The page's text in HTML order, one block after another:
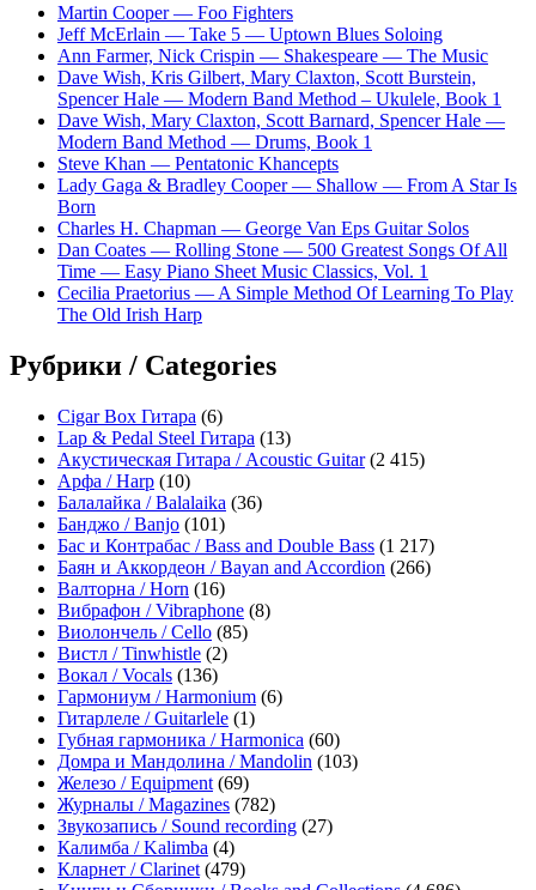
Martin Cooper — Foo Fighters
Jeff McErlain — Take 5 — Uptown Blues Soloing
Ann Farmer, Nick Crispin — Shakespeare — The Music
Dave Wish, Kris Gilbert, Mary Claxton, Scott Burstein,
Spencer Hale — Modern Band Method – Ukulele, Book 1
Dave Wish, Mary Claxton, Scott Barnard, Spencer Hale —
Modern Band Method — Drums, Book 1
Steve Khan — Pentatonic Khancepts
Lady Gaga & Bradley Cooper — Shallow — From A Star Is
Born
Charles H. Chapman — George Van Eps Guitar Solos
Dan Coates — Rolling Stone — 500 Greatest Songs Of All
Time — Easy Piano Sheet Music Classics, Vol. 1
Cecilia Praetorius — A Simple Method Of Learning To Play
The Old Irish Harp
Рубрики / Categories
Cigar Box Гитара (6)
Lap & Pedal Steel Гитара (13)
Акустическая Гитара / Acoustic Guitar(2 415)
Арфа / Harp (10)
Балалайка / Balalaika (36)
Банджо / Banjo (101)
Бас и Контрабас / Bass and Double Bass (1 217)
Баян и Аккордеон / Bayan and Accordion (266)
Валторна / Horn (16)
Вибрафон / Vibraphone (8)
Виолончель / Cello (85)
Вистл / Tinwhistle (2)
Вокал / Vocals (136)
Гармониум / Harmonium (6)
Гитарлеле / Guitarlele (1)
Губная гармоника / Harmonica (60)
Домра и Мандолина / Mandolin (103)
Железо / Equipment (69)
Журналы / Magazines (782)
Звукозапись / Sound recording (27)
Калимба / Kalimba (4)
Кларнет / Clarinet (479)